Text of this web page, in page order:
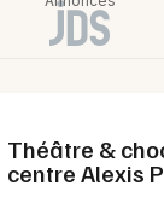
Théâtre &
centre Alexis